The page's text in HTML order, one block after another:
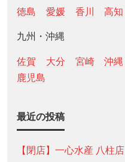
徳島 愛媛 香川 高知
九州・沖縄
佐賀 大分 宮崎 沖縄
鹿児島
最近の投稿
【閉店】一心水産 八柱店